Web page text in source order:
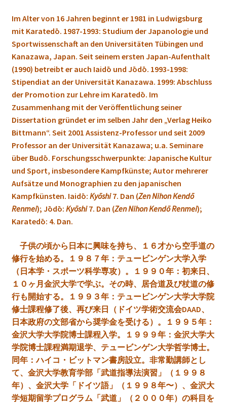
Im Alter von 16 Jahren beginnt er 1981 in Ludwigsburg
mit Karatedō. 1987-1993: Studium der Japanologie und
Sportwissenschaft an den Universitäten Tübingen und
Kanazawa, Japan. Seit seinem ersten Japan-Aufenthalt
(1990) betreibt er auch Iaidō und Jōdō. 1993-1998:
Stipendiat an der Universität Kanazawa. 1999: Abschluss
der Promotion zur Lehre im Karatedō. Im
Zusammenhang mit der Veröffentlichung seiner
Dissertation gründet er im selben Jahr den „Verlag Heiko
Bittmann“. Seit 2001 Assistenz-Professor und seit 2009
Professor an der Universität Kanazawa; u.a. Seminare
über Budō. Forschungsschwerpunkte: Japanische Kultur
und Sport, insbesondere Kampfkünste; Autor mehrerer
Aufsätze und Monographien zu den japanischen
Kampfkünsten. Iaidō: Kyōshi7. Dan (Zen Nihon Kendō
Renmei); Jōdō: Kyōshi7. Dan (Zen Nihon Kendō Renmei);
Karatedō: 4. Dan.
子供の頃から日本に興味を持ち、１６才から空手道の
修行を始める。
１９８７年：テュービンゲン大学入学
（日本学・スポーツ科学専攻）。
１９９０年：初来日、
１０ヶ月金沢大学で学ぶ。その時、居合道及び杖道の修
行も開始する。
１９９３年：テュービンゲン大学大学院
修士課程修了後、再び来日（ドイツ学術交流会DAAD、
日本政府の文部省から奨学金を受ける）。１９９５年：
金沢大学大学院博士課程入学。
１９９９年：金沢大学大
学院博士課程満期退学、テュービンゲン大学哲学博士。
同年：ハイコ・ビットマン書房設立。非常勤講師とし
て、金沢大学教育学部「武道指導法演習」（１９９８
年）、金沢大学「ドイツ語」（１９９８年〜）、 金沢大
学短期留学プログラム「武道」（２０００年）の科目を